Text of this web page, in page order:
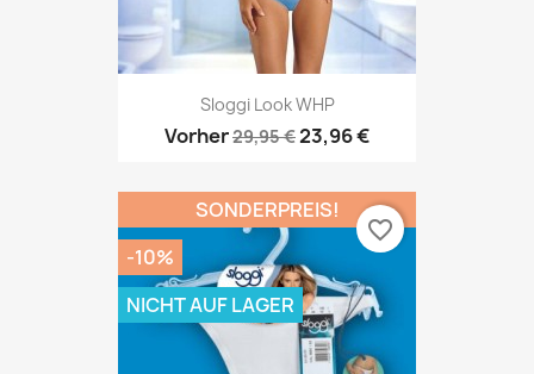
Sloggi Look WHP
Vorher29,95 €23,96 €
SONDERPREIS!
-10%
NICHT AUF LAGER
favorite_border